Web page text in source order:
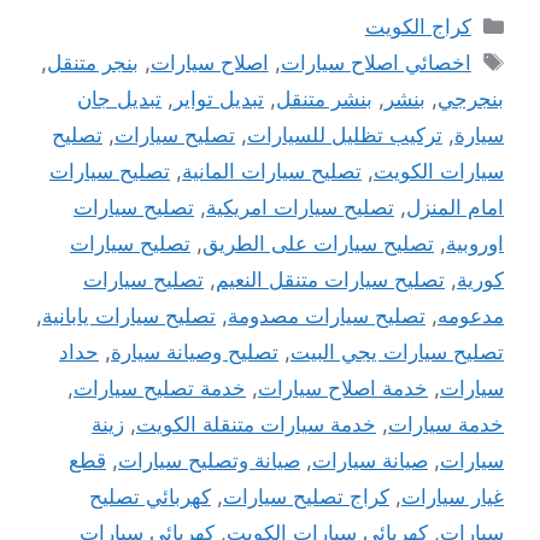
التصنيفات
كراج الكويت
الوسوم
اخصائي اصلاح سيارات, اصلاح سيارات, بنجر متنقل,
بنجرجي, بنشر , بنشر متنقل, تبديل تواير , تبديل جان
سيارة, تركيب تظليل للسيارات, تصليح سيارات, تصليح
سيارات الكويت, تصليح سيارات المانية, تصليح سيارات
امام المنزل, تصليح سيارات امريكية, تصليح سيارات
اوروبية, تصليح سيارات على الطريق, تصليح سيارات
كورية, تصليح سيارات متنقل النعيم, تصليح سيارات
مدعومه, تصليح سيارات مصدومة, تصليح سيارات يابانية,
تصليح سيارات يجي البيت, تصليح وصيانة سيارة, حداد
سيارات, خدمة اصلاح سيارات, خدمة تصليح سيارات,
خدمة سيارات, خدمة سيارات متنقلة الكويت, زينة
سيارات, صيانة سيارات, صيانة وتصليح سيارات, قطع
غيار سيارات, كراج تصليح سيارات, كهربائي تصليح
سيارات, كهربائي سيارات الكويت, كهربائي سيارات